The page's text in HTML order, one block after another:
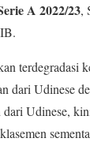
A 2022/23,
terdegradasi
dari Udinese
Udinese,